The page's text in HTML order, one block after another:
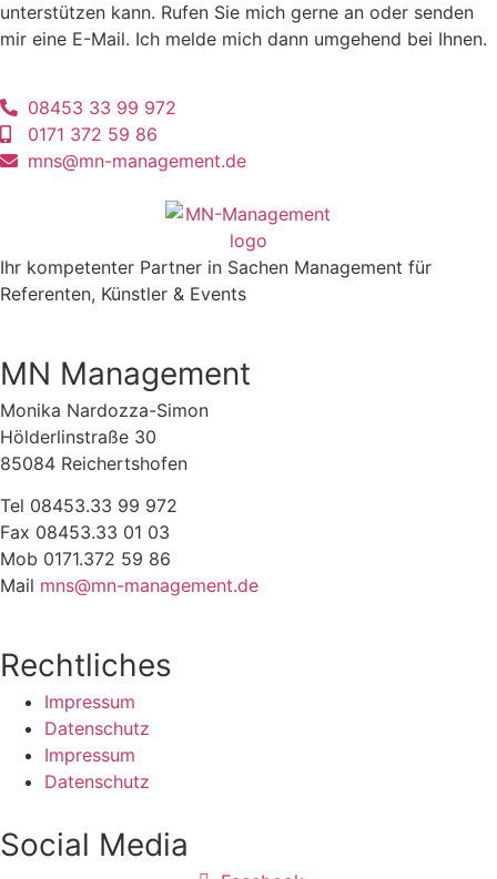
unterstützen kann. Rufen Sie mich gerne an oder senden
mir eine E-Mail. Ich melde mich dann umgehend bei Ihnen.
08453 33 99 972
0171 372 59 86
mns@mn-management.de
Ihr kompetenter Partner in Sachen Management für
Referenten, Künstler & Events
MN Management
Monika Nardozza-Simon
Hölderlinstraße 30
85084 Reichertshofen
Tel 08453.33 99 972
Fax 08453.33 01 03
Mob 0171.372 59 86
Mail mns@mn-management.de
Rechtliches
Impressum
Datenschutz
Impressum
Datenschutz
Social Media